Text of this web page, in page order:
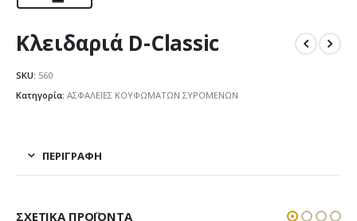
Κλειδαριά D-Classic
SKU: 560
Κατηγορία: ΑΣΦΑΛΕΙΕΣ ΚΟΥΦΩΜΑΤΩΝ ΣΥΡΟΜΕΝΩΝ
ΠΕΡΙΓΡΑΦΉ
ΣΧΕΤΙΚΆ ΠΡΟΪΌΝΤΑ